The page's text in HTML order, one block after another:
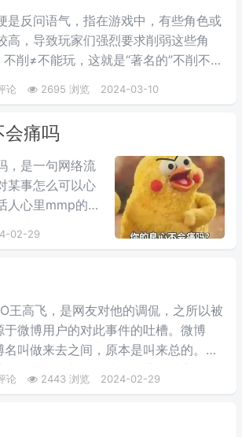
是反问语气，指在游戏中，有些角色或
高，导致玩家们强烈要求削弱这些角
削≠不能玩，这就是“著名的”不削不等
论 2695 浏览 2024-03-10
会痛吗
，是一句网络流
某事怎么可以心
人心里mmp的心
有“内疚、愧疚、
并不是“疼痛”的
热图鹦鹉兄弟表
该词也被《咬文
度十大流行语之
天中的表情包。
02-29
王高飞，是网友对他的调侃，之所以被
于微博用户的对此事件的吐槽。微博
叫做来去之间，原本是叫来总的。因
后是“夹”，并且微博把屏蔽敏感字的行
来去之间喜提夹总这一称号。
论 2443 浏览 2024-02-29